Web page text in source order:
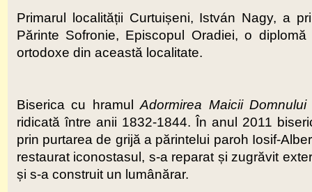
Primarul localității Curtuișeni, István Nagy, a
Părinte Sofronie, Episcopul Oradiei, o
ortodoxe din această localitate.
Biserica cu hramulAdormirea Maicii
ridicată între anii 1832-1844. În anul 2011
prin purtarea de grijă a părintelui paroh Iosif-
restaurat iconostasul, s-a reparat și zugrăvit
și s-a construit un lumânărar.